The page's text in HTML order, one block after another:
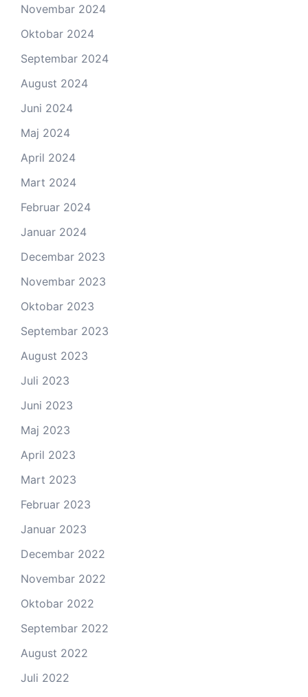
Novembar 2024
Oktobar 2024
Septembar 2024
August 2024
Juni 2024
Maj 2024
April 2024
Mart 2024
Februar 2024
Januar 2024
Decembar 2023
Novembar 2023
Oktobar 2023
Septembar 2023
August 2023
Juli 2023
Juni 2023
Maj 2023
April 2023
Mart 2023
Februar 2023
Januar 2023
Decembar 2022
Novembar 2022
Oktobar 2022
Septembar 2022
August 2022
Juli 2022